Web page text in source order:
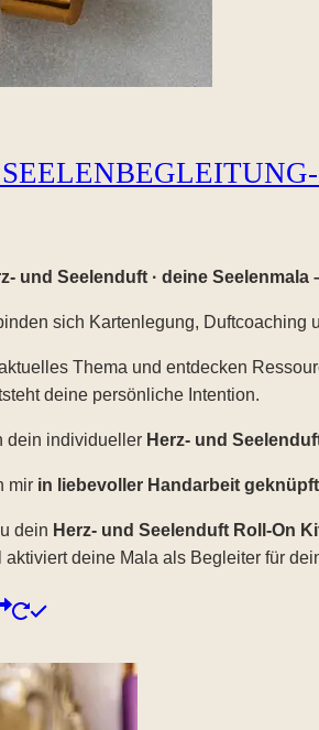
und Seelenduft · deine Seelenmala
sich Kartenlegung,
Thema und entdecken
deine persönliche Intention.
dein individueller Herz- und
mir in liebevoller Handarbeit geknüpft
dein Herz- und Seelenduft Roll-On
deine Mala als Begleiter für